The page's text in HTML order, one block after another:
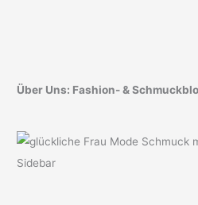
Über Uns: Fashion- &